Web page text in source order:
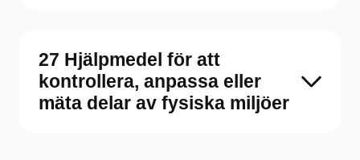
27 Hjälpmedel för att
kontrollera, anpassa eller
mäta delar av fysiska miljöer